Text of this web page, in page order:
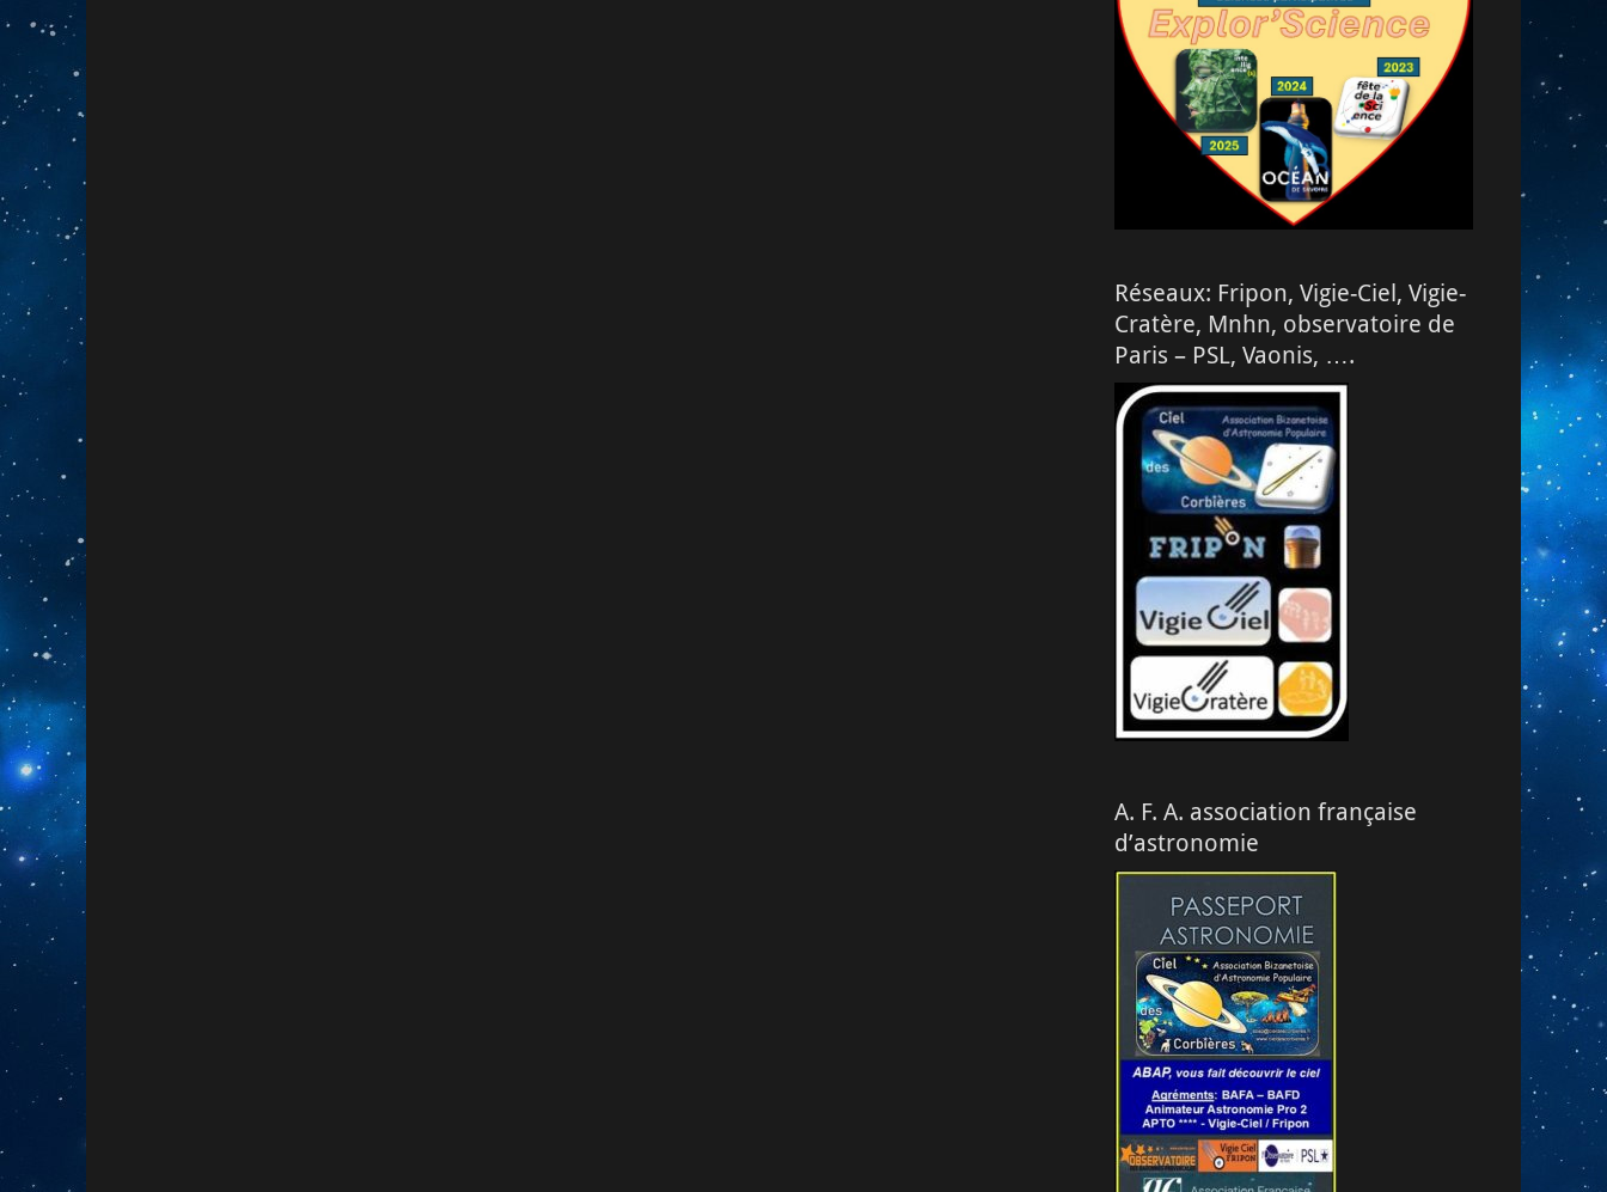
Réseaux: Fripon, Vigie-Ciel, Vigie-
Cratère, Mnhn, observatoire de
Paris – PSL, Vaonis, ….
A. F. A. association française
d’astronomie